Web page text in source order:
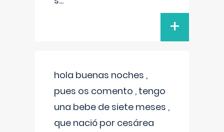
+
hola buenas noches ,
pues os comento , tengo
una bebe de siete meses ,
que nació por cesárea